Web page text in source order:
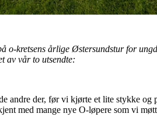
kretsens årlige Østersundstur for
av vår to utsendte:
andre der, før vi kjørte et lite stykke
med mange nye O-løpere som vi